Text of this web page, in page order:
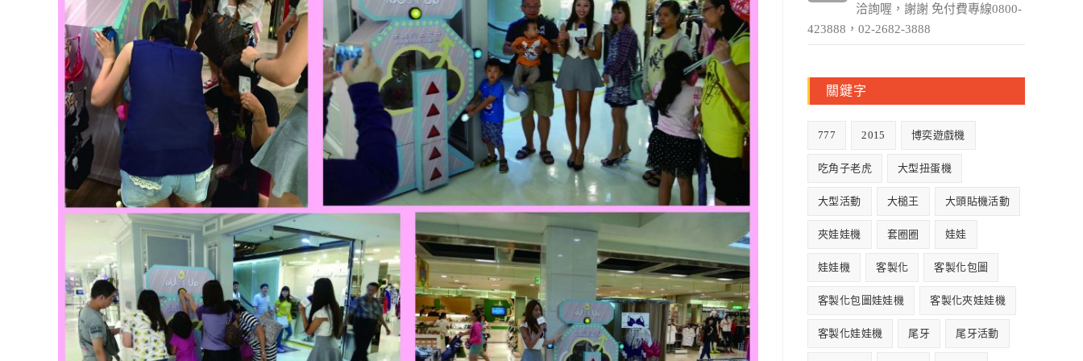
洽詢喔，謝謝 免付費專線0800-
423888，02-2682-3888
關鍵字
777 2015 博奕遊戲機
吃角子老虎 大型扭蛋機
大型活動 大槌王 大頭貼機活動
夾娃娃機 套圈圈 娃娃
娃娃機 客製化 客製化包圖
客製化包圖娃娃機 客製化夾娃娃機
客製化娃娃機 尾牙 尾牙活動